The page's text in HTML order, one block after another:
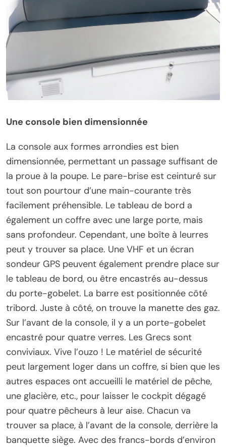
Une console bien dimensionnée
La console aux formes arrondies est bien
dimensionnée, permettant un passage suffisant de
la proue à la poupe. Le pare-brise est ceinturé sur
tout son pourtour d’une main-courante très
facilement préhensible. Le tableau de bord a
également un coffre avec une large porte, mais
sans profondeur. Cependant, une boîte à leurres
peut y trouver sa place. Une VHF et un écran
sondeur GPS peuvent également prendre place sur
le tableau de bord, ou être encastrés au-dessus
du porte-gobelet. La barre est positionnée côté
tribord. Juste à côté, on trouve la manette des gaz.
Sur l’avant de la console, il y a un porte-gobelet
encastré pour quatre verres. Les Grecs sont
conviviaux. Vive l’ouzo ! Le matériel de sécurité
peut largement loger dans un coffre, si bien que les
autres espaces ont accueilli le matériel de pêche,
une glacière, etc., pour laisser le cockpit dégagé
pour quatre pêcheurs à leur aise. Chacun va
trouver sa place, à l’avant de la console, derrière la
banquette siège. Avec des francs-bords d’environ